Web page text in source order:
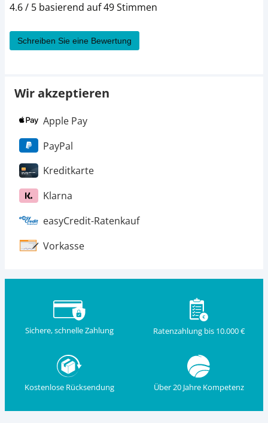
4.6 / 5 basierend auf 49 Stimmen
Schreiben Sie eine Bewertung
Wir akzeptieren
Apple Pay
PayPal
Kreditkarte
Klarna
easyCredit-Ratenkauf
Vorkasse
Sichere, schnelle Zahlung Ratenzahlung bis 10.000 €
Kostenlose Rücksendung Über 20 Jahre Kompetenz